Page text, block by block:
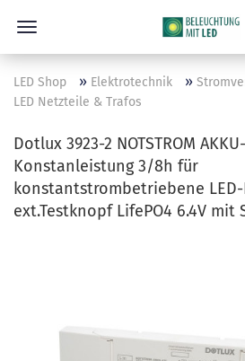
LED Shop » Elektrotechnik »
LED Netzteile & Trafos
Dotlux 3923-2 NOTSTROM
Konstanleistung 3/8h für
konstantstrombetriebene
ext.Testknopf LifePO4 6.4V mit